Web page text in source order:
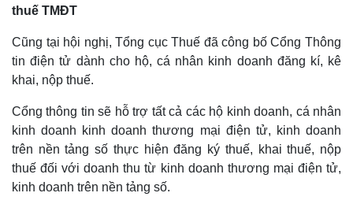
eSports
thuế TMĐT
Cũng tại hội nghị, Tổng cục Thuế đã công bố Cổng Thông
tin điện tử dành cho hộ, cá nhân kinh doanh đăng kí, kê
khai, nộp thuế.
Cổng thông tin sẽ hỗ trợ tất cả các hộ kinh doanh, cá nhân
kinh doanh kinh doanh thương mại điện tử, kinh doanh
trên nền tảng số thực hiện đăng ký thuế, khai thuế, nộp
thuế đối với doanh thu từ kinh doanh thương mại điện tử,
kinh doanh trên nền tảng số.